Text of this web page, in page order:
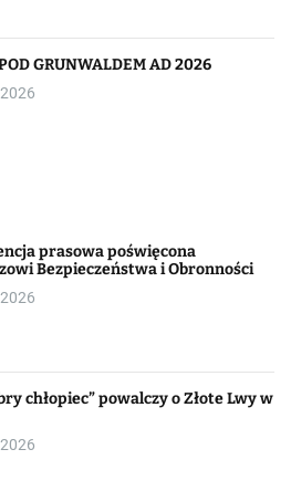
GRUNWALDEM AD 2026
prasowa poświęcona
Bezpieczeństwa i Obronności
chłopiec” powalczy o Złote Lwy w